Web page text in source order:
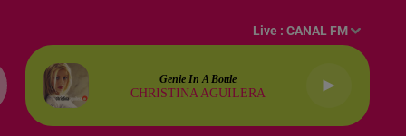
Live :CANAL FM
Genie In A Bottle
CHRISTINA AGUILERA